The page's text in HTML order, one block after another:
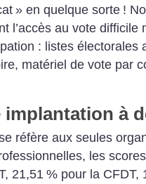
» en quelque sorte !
l’accès au vote difficile
: listes électorales
matériel de vote par
implantation à
réfère aux seules
les
21,51 % pour la CFDT,